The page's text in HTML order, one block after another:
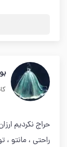
حراج نکردیم
راحتی ، مانتو ،